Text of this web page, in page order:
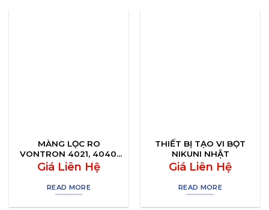
MÀNG LỌC RO
VONTRON 4021, 4040,
8040
Giá Liên Hệ
READ MORE
THIẾT BỊ TẠO VI BỌT
NIKUNI NHẬT
Giá Liên Hệ
READ MORE